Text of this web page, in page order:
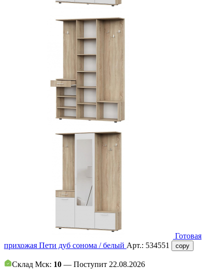
Готовая
прихожая Пети дуб сонома / белый Арт.: 534551 copy
Склад Мск: 10 — Поступит 22.08.2026